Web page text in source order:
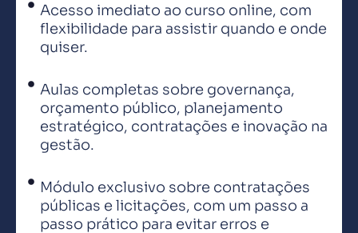
Acesso imediato ao curso online, com
flexibilidade para assistir quando e onde
quiser.
Aulas completas sobre governança,
orçamento público, planejamento
estratégico, contratações e inovação na
gestão.
Módulo exclusivo sobre contratações
públicas e licitações, com um passo a
passo prático para evitar erros e